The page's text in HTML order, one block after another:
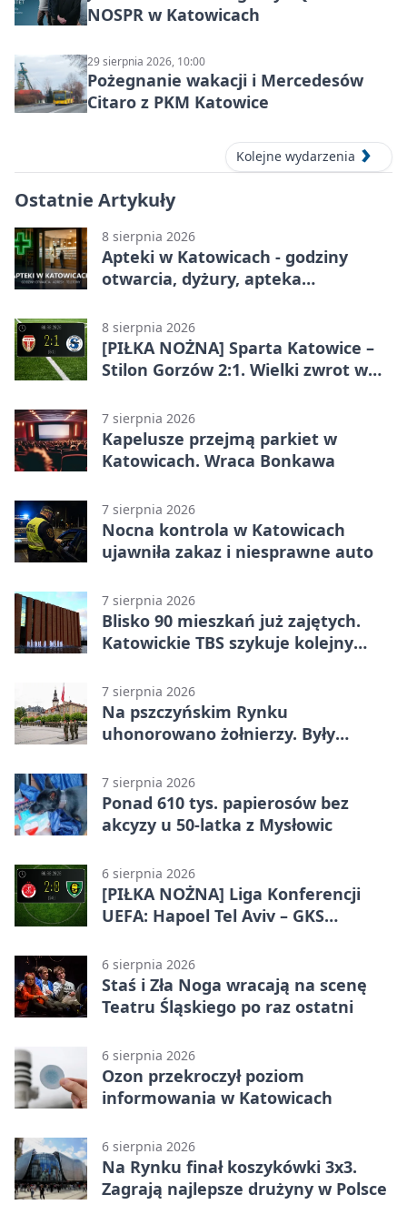
NOSPR w Katowicach
29 sierpnia 2026, 10:00
Pożegnanie wakacji i Mercedesów
Citaro z PKM Katowice
Kolejne wydarzenia
Ostatnie Artykuły
8 sierpnia 2026
Apteki w Katowicach - godziny
otwarcia, dyżury, apteka
8 sierpnia 2026
[PIŁKA NOŻNA] Sparta Katowice –
Stilon Gorzów 2:1. Wielki zwrot w
7 sierpnia 2026
Kapelusze przejmą parkiet w
Katowicach. Wraca Bonkawa
7 sierpnia 2026
Nocna kontrola w Katowicach
ujawniła zakaz i niesprawne auto
7 sierpnia 2026
Blisko 90 mieszkań już zajętych.
Katowickie TBS szykuje kolejny
7 sierpnia 2026
Na pszczyńskim Rynku
uhonorowano żołnierzy. Były
7 sierpnia 2026
Ponad 610 tys. papierosów bez
akcyzy u 50-latka z Mysłowic
6 sierpnia 2026
[PIŁKA NOŻNA] Liga Konferencji
UEFA: Hapoel Tel Aviv – GKS
rundy kwalifikacyjnej
6 sierpnia 2026
Staś i Zła Noga wracają na scenę
Teatru Śląskiego po raz ostatni
6 sierpnia 2026
Ozon przekroczył poziom
informowania w Katowicach
6 sierpnia 2026
Na Rynku finał koszykówki 3x3.
Zagrają najlepsze drużyny w Polsce